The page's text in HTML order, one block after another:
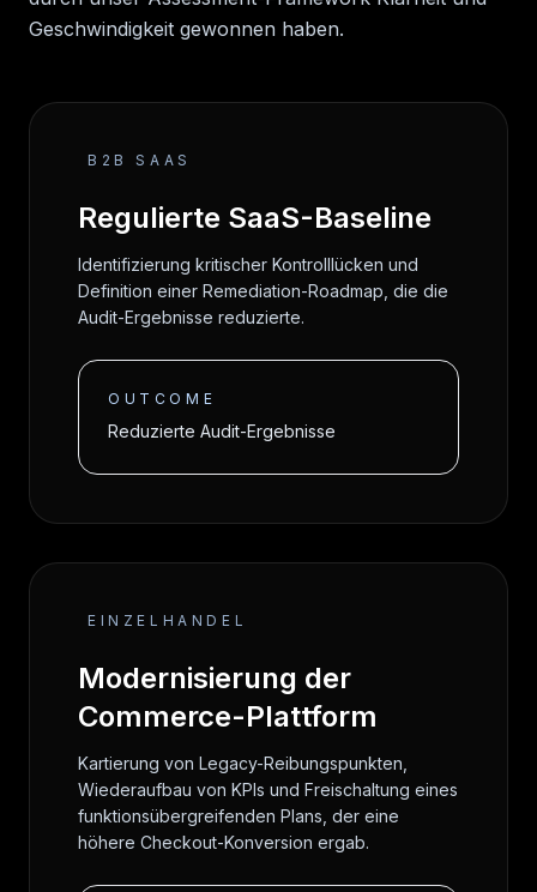
Geschwindigkeit gewonnen haben.
B2B SAAS
Regulierte SaaS-Baseline
Identifizierung kritischer Kontrolllücken und
Definition einer Remediation-Roadmap, die die
Audit-Ergebnisse reduzierte.
OUTCOME
Reduzierte Audit-Ergebnisse
EINZELHANDEL
Modernisierung der
Commerce-Plattform
Kartierung von Legacy-Reibungspunkten,
Wiederaufbau von KPIs und Freischaltung eines
funktionsübergreifenden Plans, der eine
höhere Checkout-Konversion ergab.